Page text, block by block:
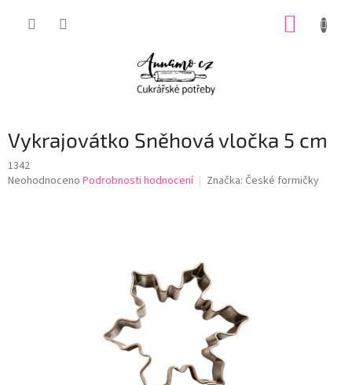
Vykrajovátko Sněhová vločka 5 cm
1342
Průměrné
Neohodnoceno Podrobnosti hodnocení Značka: České formičky